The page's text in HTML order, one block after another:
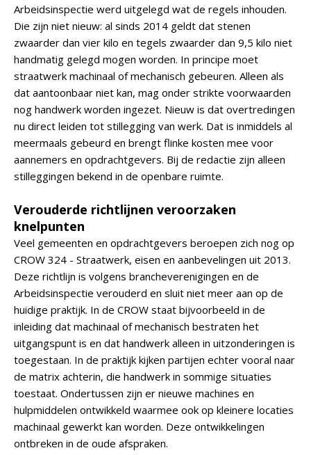
Arbeidsinspectie werd uitgelegd wat de regels inhouden.
Die zijn niet nieuw: al sinds 2014 geldt dat stenen
zwaarder dan vier kilo en tegels zwaarder dan 9,5 kilo niet
handmatig gelegd mogen worden. In principe moet
straatwerk machinaal of mechanisch gebeuren. Alleen als
dat aantoonbaar niet kan, mag onder strikte voorwaarden
nog handwerk worden ingezet. Nieuw is dat overtredingen
nu direct leiden tot stillegging van werk. Dat is inmiddels al
meermaals gebeurd en brengt flinke kosten mee voor
aannemers en opdrachtgevers. Bij de redactie zijn alleen
stilleggingen bekend in de openbare ruimte.
Verouderde richtlijnen veroorzaken
knelpunten
Veel gemeenten en opdrachtgevers beroepen zich nog op
CROW 324 - Straatwerk, eisen en aanbevelingen uit 2013.
Deze richtlijn is volgens brancheverenigingen en de
Arbeidsinspectie verouderd en sluit niet meer aan op de
huidige praktijk. In de CROW staat bijvoorbeeld in de
inleiding dat machinaal of mechanisch bestraten het
uitgangspunt is en dat handwerk alleen in uitzonderingen is
toegestaan. In de praktijk kijken partijen echter vooral naar
de matrix achterin, die handwerk in sommige situaties
toestaat. Ondertussen zijn er nieuwe machines en
hulpmiddelen ontwikkeld waarmee ook op kleinere locaties
machinaal gewerkt kan worden. Deze ontwikkelingen
ontbreken in de oude afspraken.